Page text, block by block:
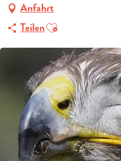
Anfahrt
TeilenAjouter aux favoris